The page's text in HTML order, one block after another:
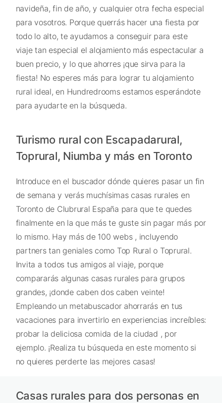
navideña, fin de año, y cualquier otra fecha especial
para vosotros. Porque querrás hacer una fiesta por
todo lo alto, te ayudamos a conseguir para este
viaje tan especial el alojamiento más espectacular a
buen precio, y lo que ahorres ¡que sirva para la
fiesta! No esperes más para lograr tu alojamiento
rural ideal, en Hundredrooms estamos esperándote
para ayudarte en la búsqueda.
Turismo rural con Escapadarural,
Toprural, Niumba y más en Toronto
Introduce en el buscador dónde quieres pasar un fin
de semana y verás muchísimas casas rurales en
Toronto de Clubrural España para que te quedes
finalmente en la que más te guste sin pagar más por
lo mismo. Hay más de 100 webs , incluyendo
partners tan geniales como Top Rural o Toprural.
Invita a todos tus amigos al viaje, porque
compararás algunas casas rurales para grupos
grandes, ¡donde caben dos caben veinte!
Empleando un metabuscador ahorrarás en tus
vacaciones para invertirlo en experiencias increíbles:
probar la deliciosa comida de la ciudad , por
ejemplo. ¡Realiza tu búsqueda en este momento si
no quieres perderte las mejores casas!
Casas rurales para dos personas en